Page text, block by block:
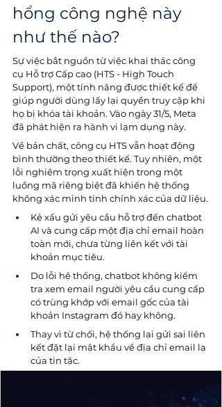
hổng công nghệ này
như thế nào?
Sự việc bắt nguồn từ việc khai thác công
cụ Hỗ trợ Cấp cao (HTS - High Touch
Support), một tính năng được thiết kế để
giúp người dùng lấy lại quyền truy cập khi
họ bị khóa tài khoản. Vào ngày 31/5, Meta
đã phát hiện ra hành vi lạm dụng này.
Về bản chất, công cụ HTS vẫn hoạt động
bình thường theo thiết kế. Tuy nhiên, một
lỗi nghiêm trọng xuất hiện trong một
luồng mã riêng biệt đã khiến hệ thống
không xác minh tính chính xác của dữ liệu.
Kẻ xấu gửi yêu cầu hỗ trợ đến chatbot
AI và cung cấp một địa chỉ email hoàn
toàn mới, chưa từng liên kết với tài
khoản mục tiêu.
Do lỗi hệ thống, chatbot không kiểm
tra xem email người yêu cầu cung cấp
có trùng khớp với email gốc của tài
khoản Instagram đó hay không.
Thay vì từ chối, hệ thống lại gửi sai liên
kết đặt lại mật khẩu về địa chỉ email lạ
của tin tặc.